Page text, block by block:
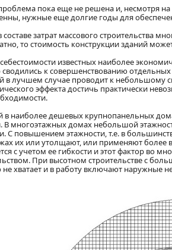
пока еще не решена и, несмотря
нужные еще долгие годы для
составе затрат массового
то стоимость конструкции зданий
известных наиболее
сводились к совершенствованию
в лучшем случае проводит к
эффекта достичь практически
в наиболее дешевых крупнопанельных
многоэтажных домах небольшой
С повышением этажности, т.е. в
их или утолщают, или применяют более
с учетом ее гибкости и этот фактор
При высотном строительстве с
не хватает и в работу включают наружные